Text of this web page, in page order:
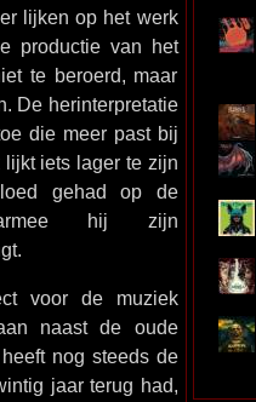
lijken op het werk
productie van het
te beroerd, maar
De herinterpretatie
die meer past bij
iets lager te zijn
gehad op de
hij zijn
voor de muziek
naast de oude
nog steeds de
jaar terug had,